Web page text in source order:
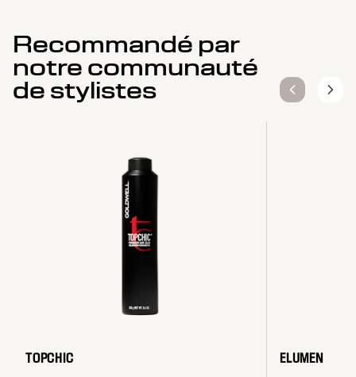
Recommandé par
notre communauté
de stylistes
TOPCHIC ELUMEN